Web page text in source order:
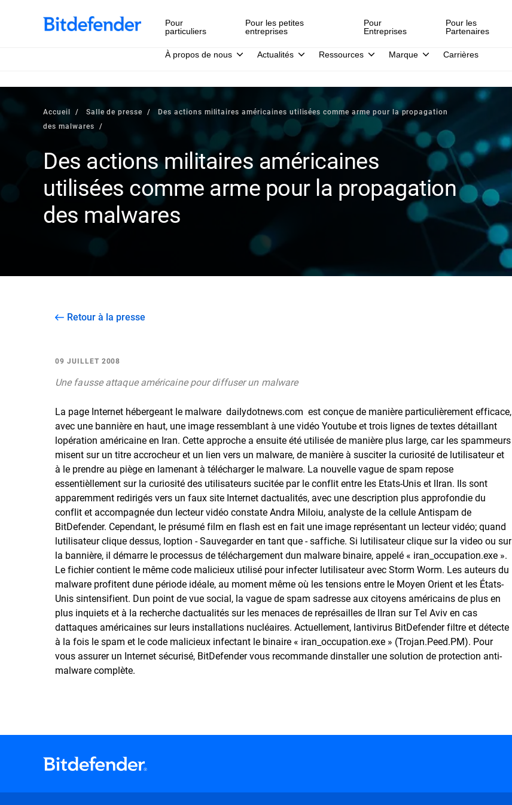
Pour
particuliers
Pour les petites
entreprises
Pour
Entreprises
Pour les
Partenaires
À propos de nous Actualités Ressources Marque Carrières
Accueil Salle de presse
Des actions militaires américaines utilisées comme arme pour la propagation
des malwares
Des actions militaires américaines
utilisées comme arme pour la propagation
des malwares
Retour à la presse
09 JUILLET 2008
Une fausse attaque américaine pour diffuser un malware
La page Internet hébergeant le malware  dailydotnews.com  est conçue de manière particulièrement efficace,
avec une bannière en haut, une image ressemblant à une vidéo Youtube et trois lignes de textes détaillant
lopération américaine en Iran. Cette approche a ensuite été utilisée de manière plus large, car les spammeurs
misent sur un titre accrocheur et un lien vers un malware, de manière à susciter la curiosité de lutilisateur et
à le prendre au piège en lamenant à télécharger le malware. La nouvelle vague de spam repose
essentièllement sur la curiosité des utilisateurs sucitée par le conflit entre les Etats-Unis et lIran. Ils sont
apparemment redirigés vers un faux site Internet dactualités, avec une description plus approfondie du
conflit et accompagnée dun lecteur vidéo constate Andra Miloiu, analyste de la cellule Antispam de
BitDefender. Cependant, le présumé film en flash est en fait une image représentant un lecteur vidéo; quand
lutilisateur clique dessus, loption - Sauvegarder en tant que - saffiche. Si lutilisateur clique sur la video ou sur
la bannière, il démarre le processus de téléchargement dun malware binaire, appelé « iran_occupation.exe ».
Le fichier contient le même code malicieux utilisé pour infecter lutilisateur avec Storm Worm. Les auteurs du
malware profitent dune période idéale, au moment même où les tensions entre le Moyen Orient et les États-
Unis sintensifient. Dun point de vue social, la vague de spam sadresse aux citoyens américains de plus en
plus inquiets et à la recherche dactualités sur les menaces de représailles de lIran sur Tel Aviv en cas
dattaques américaines sur leurs installations nucléaires. Actuellement, lantivirus BitDefender filtre et détecte
à la fois le spam et le code malicieux infectant le binaire « iran_occupation.exe » (Trojan.Peed.PM). Pour
vous assurer un Internet sécurisé, BitDefender vous recommande dinstaller une solution de protection anti-
malware complète.